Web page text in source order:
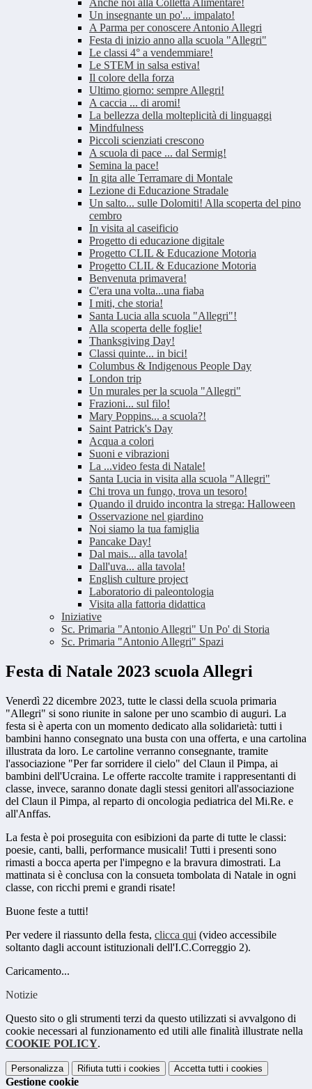
Anche noi alla Colletta Alimentare!
Un insegnante un po'... impalato!
A Parma per conoscere Antonio Allegri
Festa di inizio anno alla scuola "Allegri"
Le classi 4° a vendemmiare!
Le STEM in salsa estiva!
Il colore della forza
Ultimo giorno: sempre Allegri!
A caccia ... di aromi!
La bellezza della molteplicità di linguaggi
Mindfulness
Piccoli scienziati crescono
A scuola di pace ... dal Sermig!
Semina la pace!
In gita alle Terramare di Montale
Lezione di Educazione Stradale
Un salto... sulle Dolomiti! Alla scoperta del pino
cembro
In visita al caseificio
Progetto di educazione digitale
Progetto CLIL & Educazione Motoria
Progetto CLIL & Educazione Motoria
Benvenuta primavera!
C'era una volta...una fiaba
I miti, che storia!
Santa Lucia alla scuola "Allegri"!
Alla scoperta delle foglie!
Thanksgiving Day!
Classi quinte... in bici!
Columbus & Indigenous People Day
London trip
Un murales per la scuola "Allegri"
Frazioni... sul filo!
Mary Poppins... a scuola?!
Saint Patrick's Day
Acqua a colori
Suoni e vibrazioni
La ...video festa di Natale!
Santa Lucia in visita alla scuola "Allegri"
Chi trova un fungo, trova un tesoro!
Quando il druido incontra la strega: Halloween
Osservazione nel giardino
Noi siamo la tua famiglia
Pancake Day!
Dal mais... alla tavola!
Dall'uva... alla tavola!
English culture project
Laboratorio di paleontologia
Visita alla fattoria didattica
Iniziative
Sc. Primaria "Antonio Allegri" Un Po' di Storia
Sc. Primaria "Antonio Allegri" Spazi
Festa di Natale 2023 scuola Allegri
Venerdì 22 dicembre 2023, tutte le classi della scuola primaria
"Allegri" si sono riunite in salone per uno scambio di auguri. La
festa si è aperta con un momento dedicato alla solidarietà: tutti i
bambini hanno consegnato una busta con una offerta, e una cartolina
illustrata da loro. Le cartoline verranno consegnante, tramite
l'associazione "Per far sorridere il cielo" del Claun il Pimpa, ai
bambini dell'Ucraina. Le offerte raccolte tramite i rappresentanti di
classe, invece, saranno donate dagli stessi genitori all'associazione
del Claun il Pimpa, al reparto di oncologia pediatrica del Mi.Re. e
all'Anffas.
La festa è poi proseguita con esibizioni da parte di tutte le classi:
poesie, canti, balli, performance musicali! Tutti i presenti sono
rimasti a bocca aperta per l'impegno e la bravura dimostrati. La
mattinata si è conclusa con la consueta tombolata di Natale in ogni
classe, con ricchi premi e grandi risate!
Buone feste a tutti!
Per vedere il riassunto della festa, clicca qui (video accessibile
soltanto dagli account istituzionali dell'I.C.Correggio 2).
Caricamento...
Notizie
Questo sito o gli strumenti terzi da questo utilizzati si avvalgono di
cookie necessari al funzionamento ed utili alle finalità illustrate nella
COOKIE POLICY.
Personalizza Rifiuta tutti i cookies Accetta tutti i cookies
Gestione cookie